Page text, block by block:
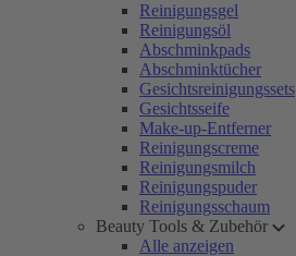
Reinigungsgel
Reinigungsöl
Abschminkpads
Abschminktücher
Gesichtsreinigungssets
Gesichtsseife
Make-up-Entferner
Reinigungscreme
Reinigungsmilch
Reinigungspuder
Reinigungsschaum
Beauty Tools & Zubehör
Alle anzeigen